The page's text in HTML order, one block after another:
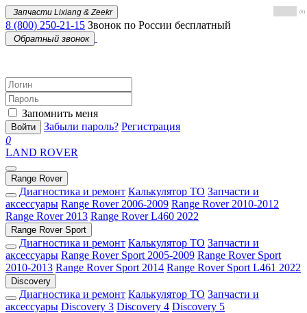
Запчасти Lixiang & Zeekr
8 (800) 250-21-15 Звонок по России бесплатный
Обратный звонок
Запомнить меня
Войти Забыли пароль? Регистрация
0
LAND ROVER
Range Rover
Диагностика и ремонт Калькулятор ТО Запчасти и
аксессуары Range Rover 2006-2009 Range Rover 2010-2012
Range Rover 2013 Range Rover L460 2022
Range Rover Sport
Диагностика и ремонт Калькулятор ТО Запчасти и
аксессуары Range Rover Sport 2005-2009 Range Rover Sport
2010-2013 Range Rover Sport 2014 Range Rover Sport L461 2022
Discovery
Диагностика и ремонт Калькулятор ТО Запчасти и
аксессуары Discovery 3 Discovery 4 Discovery 5
(0)